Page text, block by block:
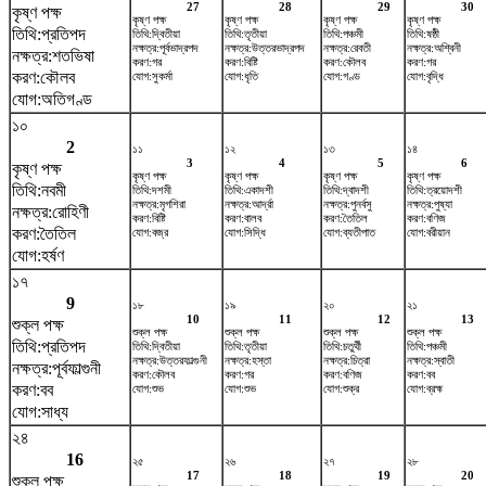
কৃষ্ণ পক্ষ
তিথি:প্রতিপদ
নক্ষত্র:শতভিষ‌া
করণ:কৌলব
যোগ:অতিগণ্ড
27
কৃষ্ণ পক্ষ
তিথি:দ্বিতীয়া
নক্ষত্র:পূর্বভাদ্রপদ
করণ:গর
যোগ:সুকর্মা
28
কৃষ্ণ পক্ষ
তিথি:তৃতীয়া
নক্ষত্র:উত্তরভাদ্রপদ
করণ:বিষ্টি
যোগ:ধৃতি
29
কৃষ্ণ পক্ষ
তিথি:পঞ্চমী
নক্ষত্র:রেবতী
করণ:কৌলব
যোগ:গণ্ড
30
কৃষ্ণ পক্ষ
তিথি:ষষ্ঠী
নক্ষত্র:অশ্বিনী
করণ:গর
যোগ:বৃদ্ধি
১০
2
কৃষ্ণ পক্ষ
তিথি:নবমী
নক্ষত্র:রোহিণী
করণ:তৈতিল
যোগ:হর্ষণ
১১
3
কৃষ্ণ পক্ষ
তিথি:দশমী
নক্ষত্র:মৃগশিরা
করণ:বিষ্টি
যোগ:বজ্র
১২
4
কৃষ্ণ পক্ষ
তিথি:একাদশী
নক্ষত্র:আর্দ্রা
করণ:বালব
যোগ:সিদ্ধি
১৩
5
কৃষ্ণ পক্ষ
তিথি:দ্বাদশী
নক্ষত্র:পুনর্বসু
করণ:তৈতিল
যোগ:ব্যতীপাত
১৪
6
কৃষ্ণ পক্ষ
তিথি:ত্রয়োদশী
নক্ষত্র:পুষ্যা
করণ:বণিজ
যোগ:বরীয়ান
১৭
9
শুক্ল পক্ষ
তিথি:প্রতিপদ
নক্ষত্র:পূর্বফাল্গুনী
করণ:বব
যোগ:সাধ্য
১৮
10
শুক্ল পক্ষ
তিথি:দ্বিতীয়া
নক্ষত্র:উত্তরফাল্গুনী
করণ:কৌলব
যোগ:শুভ
১৯
11
শুক্ল পক্ষ
তিথি:তৃতীয়া
নক্ষত্র:হস্তা
করণ:গর
যোগ:শুভ
২০
12
শুক্ল পক্ষ
তিথি:চতুর্থী
নক্ষত্র:চিত্রা
করণ:বণিজ
যোগ:শুক্র
২১
13
শুক্ল পক্ষ
তিথি:পঞ্চমী
নক্ষত্র:স্বাতী
করণ:বব
যোগ:ব্রহ্ম
২৪
16
শুক্ল পক্ষ
২৫
17
২৬
18
২৭
19
২৮
20